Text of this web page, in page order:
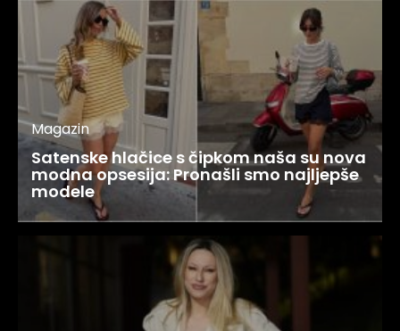
Magazin
Satenske hlačice s čipkom naša su nova
modna opsesija: Pronašli smo najljepše
modele